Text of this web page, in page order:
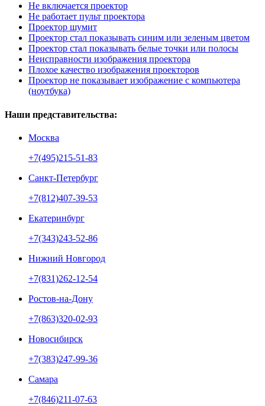
Не включается проектор
Не работает пульт проектора
Проектор шумит
Проектор стал показывать синим или зеленым цветом
Проектор стал показывать белые точки или полосы
Неисправности изображения проектора
Плохое качество изображения проекторов
Проектор не показывает изображение с компьютера
(ноутбука)
Наши представительства:
Москва
+7(495)215-51-83
Санкт-Петербург
+7(812)407-39-53
Екатеринбург
+7(343)243-52-86
Нижний Новгород
+7(831)262-12-54
Ростов-на-Дону
+7(863)320-02-93
Новосибирск
+7(383)247-99-36
Самара
+7(846)211-07-63